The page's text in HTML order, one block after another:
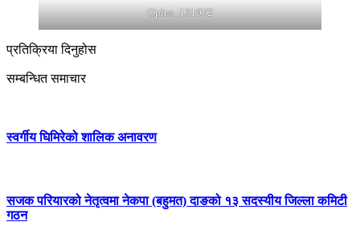
Oplus_131072
प्रतिक्रिया दिनुहोस
सम्बन्धित समाचार
स्वर्गीय घिमिरेको शालिक अनावरण
सजक परियारको नेतृत्वमा नेकपा (बहुमत) दाङको १३ सदस्यीय जिल्ला कमिटी
गठन